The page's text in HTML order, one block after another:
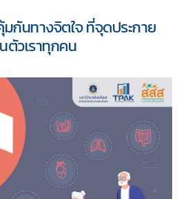
กันทางจิตใจ ที่จุดประกาย
ตัวเราทุกคน